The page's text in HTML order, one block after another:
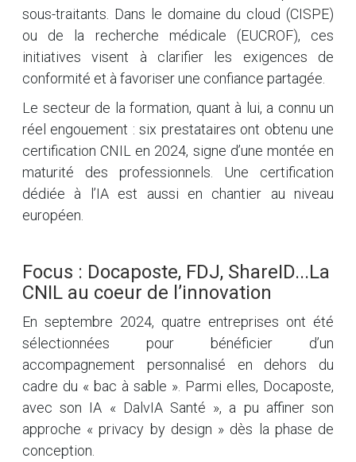
sous-traitants. Dans le domaine du cloud (CISPE)
ou de la recherche médicale (EUCROF), ces
initiatives visent à clarifier les exigences de
conformité et à favoriser une confiance partagée.
Le secteur de la formation, quant à lui, a connu un
réel engouement : six prestataires ont obtenu une
certification CNIL en 2024, signe d’une montée en
maturité des professionnels. Une certification
dédiée à l’IA est aussi en chantier au niveau
européen.
Focus : Docaposte, FDJ, ShareID...La
CNIL au coeur de l’innovation
En septembre 2024, quatre entreprises ont été
sélectionnées pour bénéficier d’un
accompagnement personnalisé en dehors du
cadre du « bac à sable ». Parmi elles, Docaposte,
avec son IA « DalvIA Santé », a pu affiner son
approche « privacy by design » dès la phase de
conception.